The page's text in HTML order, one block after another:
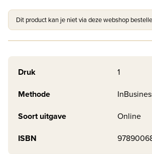
Dit product kan je niet via deze webshop
Druk
1
Methode
Soort uitgave
Online
ISBN